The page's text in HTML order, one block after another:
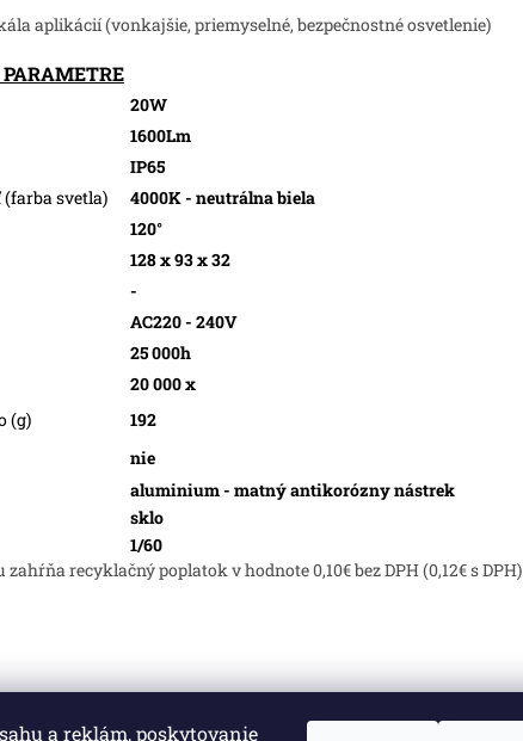
a reklám, poskytovanie
aplikácií (vonkajšie, priemyselné, bezpečnostné osvetlenie)
20W
1600Lm
IP65
svetla)
4000K - neutrálna biela
120°
128 x 93 x 32
-
AC220 - 240V
25 000h
20 000 x
(g)
192
nie
aluminium - matný antikorózny nástrek
sklo
1/60
recyklačný poplatok v hodnote 0,10€ bez DPH (0,12€ s DPH)